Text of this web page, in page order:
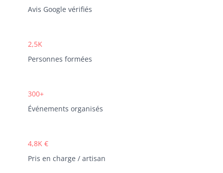
Avis Google vérifiés
2,5K
Personnes formées
300+
Événements organisés
4,8K €
Pris en charge / artisan